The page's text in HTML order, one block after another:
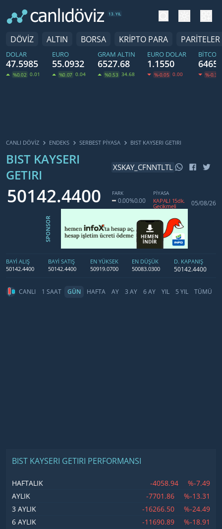
13. YIL
DÖVİZ ALTIN BORSA KRİPTO PARA PARİTELER
DOLAR
47.5985
%0.02 0.01
EURO
55.0932
%0.07 0.04
GRAM ALTIN
6527.68
%0.53 34.68
EURO DOLAR
1.1550
%-0.05 0.00 %-0.31
CANLI DÖVİZ ENDEKS SERBEST PIYASA BIST KAYSERI GETIRI
BIST KAYSERI
GETIRI
XSKAY_CFNNTLTL
50142.4400 FARK
0.00%0.00
PİYASA
KAPALI 15dk.
Gecikmeli 05/08/26
SPONSOR
BAYİ ALIŞ
50142.4400
BAYİ SATIŞ
50142.4400
EN YÜKSEK
50919.0700
EN DÜŞÜK
50083.0300
D. KAPANIŞ
50142.4400
CANLI 1 SAAT GÜN HAFTA AY 3 AY 6 AY YIL 5 YIL TÜMÜ
BIST KAYSERI GETIRI PERFORMANSI
HAFTALIK -4058.94
%-7.49
AYLIK
-7701.86
%-13.31
3 AYLIK
-16266.50
%-24.49
6 AYLIK
-11690.89
%-18.91